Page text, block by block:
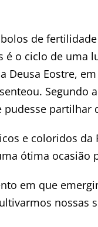
de
é o ciclo de uma
Deusa Eostre,
Segundo
partilhar
e coloridos
ótima
em que
nossas